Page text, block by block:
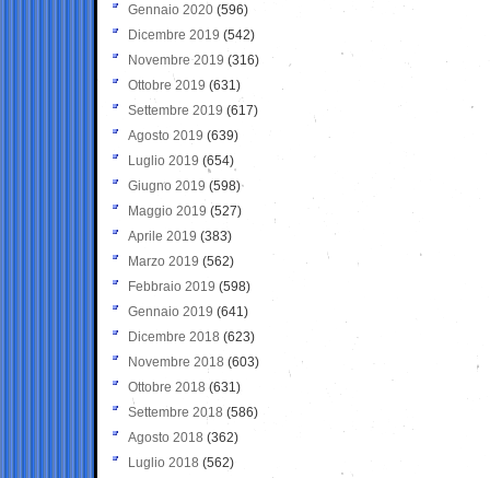
Gennaio 2020 (596)
Dicembre 2019 (542)
Novembre 2019 (316)
Ottobre 2019 (631)
Settembre 2019 (617)
Agosto 2019 (639)
Luglio 2019 (654)
Giugno 2019 (598)
Maggio 2019 (527)
Aprile 2019 (383)
Marzo 2019 (562)
Febbraio 2019 (598)
Gennaio 2019 (641)
Dicembre 2018 (623)
Novembre 2018 (603)
Ottobre 2018 (631)
Settembre 2018 (586)
Agosto 2018 (362)
Luglio 2018 (562)